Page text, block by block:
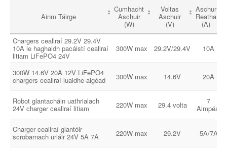
Ainm Táirge
Cumhacht
Aschuir
(W)
Voltas
Aschuir
(V)
Aschur
Reatha
(A)
Chargers ceallraí 29.2V 29.4V
10A le haghaidh pacáistí ceallraí
litiam LiFePO4 24V
300W max 29.2V/29.4V 10A
300W 14.6V 20A 12V LiFePO4
chargers ceallraí luaidhe-aigéad 300W max 14.6V 20A
Robot glantacháin uathrialach
24V charger ceallraí litiam 220W max 29.4 volta 7
Aimpéar
Charger ceallraí glantóir
scrobarnach urláir 24V 5A 7A 220W max 29.2V 5A/7A